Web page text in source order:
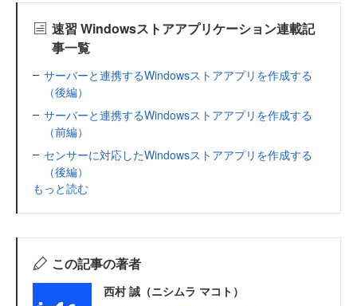
速習 Windowsストアアプリケーション連載記
事一覧
サーバーと連携するWindowsストアアプリを作成する
（後編）
サーバーと連携するWindowsストアアプリを作成する
（前編）
センサーに対応したWindowsストアアプリを作成する
（後編）
もっと読む
この記事の著者
西村 誠（ニシムラ マコト）